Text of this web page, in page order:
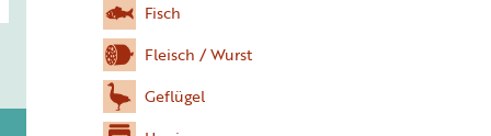
Fisch
Fleisch / Wurst
Geflügel